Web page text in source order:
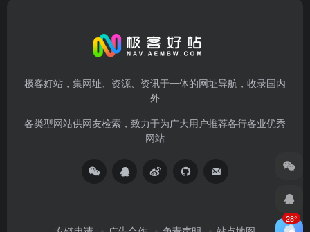
极客好站，集网址、资源、资讯于一体的网址导航，收录国内
外
各类型网站供网友检索，致力于为广大用户推荐各行各业优秀
网站
28°